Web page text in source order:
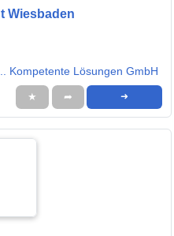
Wiesbaden
Kompetente Lösungen GmbH
★ ➦ ➜